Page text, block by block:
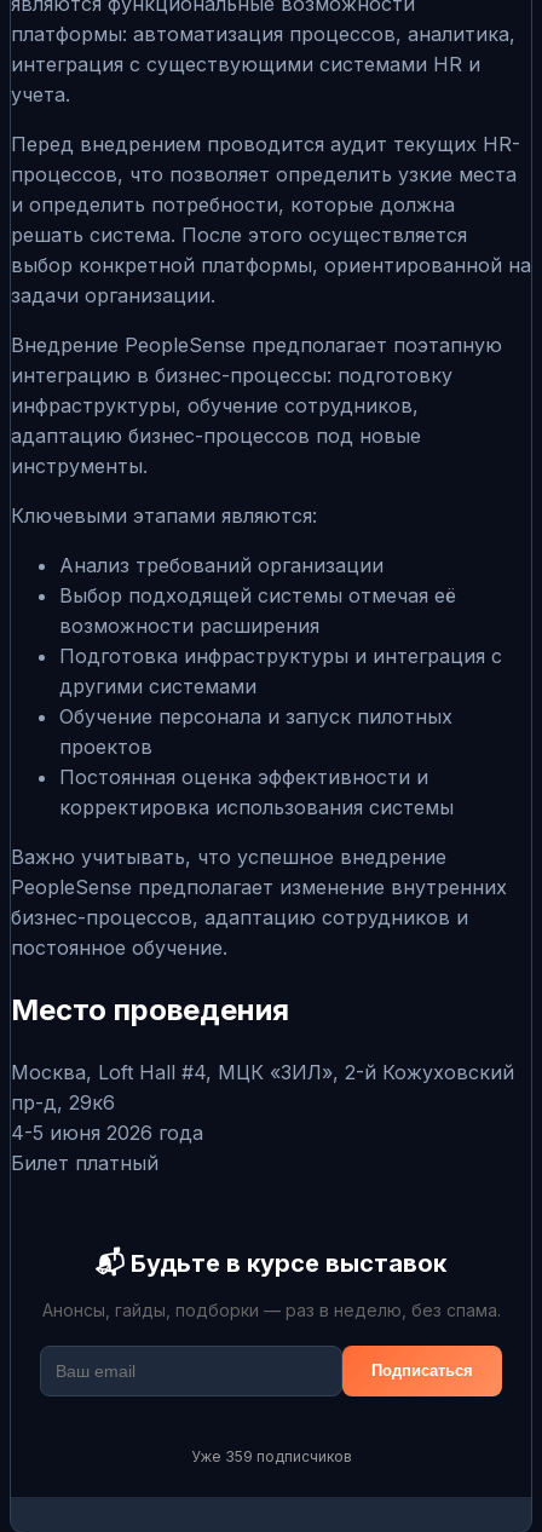
платформы: автоматизация процессов, аналитика,
интеграция с существующими системами HR и
учета.
Перед внедрением проводится аудит текущих HR-
процессов, что позволяет определить узкие места
и определить потребности, которые должна
решать система. После этого осуществляется
выбор конкретной платформы, ориентированной на
задачи организации.
Внедрение PeopleSense предполагает поэтапную
интеграцию в бизнес-процессы: подготовку
инфраструктуры, обучение сотрудников,
адаптацию бизнес-процессов под новые
инструменты.
Ключевыми этапами являются:
Анализ требований организации
Выбор подходящей системы отмечая её
возможности расширения
Подготовка инфраструктуры и интеграция с
другими системами
Обучение персонала и запуск пилотных
проектов
Постоянная оценка эффективности и
корректировка использования системы
Важно учитывать, что успешное внедрение
PeopleSense предполагает изменение внутренних
бизнес-процессов, адаптацию сотрудников и
постоянное обучение.
Место проведения
Москва, Loft Hall #4, МЦК «ЗИЛ», 2-й Кожуховский
пр-д, 29к6
4-5 июня 2026 года
Билет платный
📬 Будьте в курсе выставок
Анонсы, гайды, подборки — раз в неделю, без спама.
Подписаться
Уже 359 подписчиков